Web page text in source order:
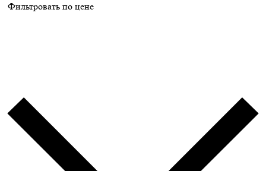
Фильтровать по цене